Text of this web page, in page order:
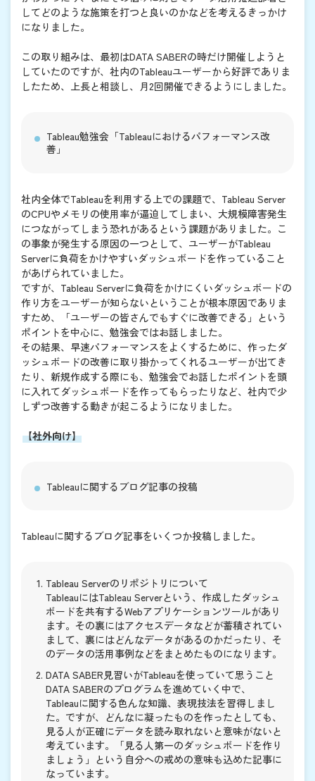
してどのような施策を打つと良いのかなどを考えるきっかけ
になりました。
この取り組みは、最初はDATA SABERの時だけ開催しようと
していたのですが、社内のTableauユーザーから好評でありま
したため、上長と相談し、月2回開催できるようにしました。
Tableau勉強会「Tableauにおけるパフォーマンス改
善」
社内全体でTableauを利用する上での課題で、Tableau Server
のCPUやメモリの使用率が逼迫してしまい、大規模障害発生
につながってしまう恐れがあるという課題がありました。こ
の事象が発生する原因の一つとして、ユーザーがTableau
Serverに負荷をかけやすいダッシュボードを作っていること
があげられていました。
ですが、Tableau Serverに負荷をかけにくいダッシュボードの
作り方をユーザーが知らないということが根本原因でありま
すため、「ユーザーの皆さんでもすぐに改善できる」という
ポイントを中心に、勉強会ではお話しました。
その結果、早速パフォーマンスをよくするために、作ったダ
ッシュボードの改善に取り掛かってくれるユーザーが出てき
たり、新規作成する際にも、勉強会でお話したポイントを頭
に入れてダッシュボードを作ってもらったりなど、社内で少
しずつ改善する動きが起こるようになりました。
【社外向け】
Tableauに関するブログ記事の投稿
Tableauに関するブログ記事をいくつか投稿しました。
Tableau Serverのリポジトリについて
TableauにはTableau Serverという、作成したダッシュ
ボードを共有するWebアプリケーションツールがあり
ます。その裏にはアクセスデータなどが蓄積されてい
まして、裏にはどんなデータがあるのかだったり、そ
のデータの活用事例などをまとめたものになります。
DATA SABER見習いがTableauを使っていて思うこと
DATA SABERのプログラムを進めていく中で、
Tableauに関する色んな知識、表現技法を習得しまし
た。ですが、どんなに凝ったものを作ったとしても、
見る人が正確にデータを読み取れないと意味がないと
考えています。「見る人第一のダッシュボードを作り
ましょう」という自分への戒めの意味も込めた記事に
なっています。